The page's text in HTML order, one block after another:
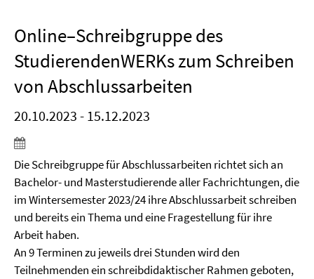
Online–Schreibgruppe des
StudierendenWERKs zum Schreiben
von Abschlussarbeiten
20.10.2023 - 15.12.2023
Die Schreibgruppe für Abschlussarbeiten richtet sich an
Bachelor- und Masterstudierende aller Fachrichtungen, die
im Wintersemester 2023/24 ihre Abschlussarbeit schreiben
und bereits ein Thema und eine Fragestellung für ihre
Arbeit haben.
An 9 Terminen zu jeweils drei Stunden wird den
Teilnehmenden ein schreibdidaktischer Rahmen geboten,